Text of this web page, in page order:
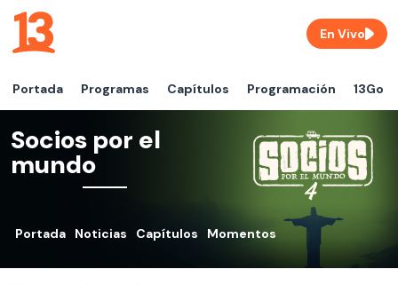
Portada Programas Capítulos Programación 13Go
En Vivo
Socios por el
mundo
Portada Noticias Capítulos Momentos